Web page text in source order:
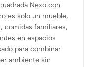
Nexo con
es solo un mueble,
comidas familiares,
en espacios
para combinar
ambiente sin